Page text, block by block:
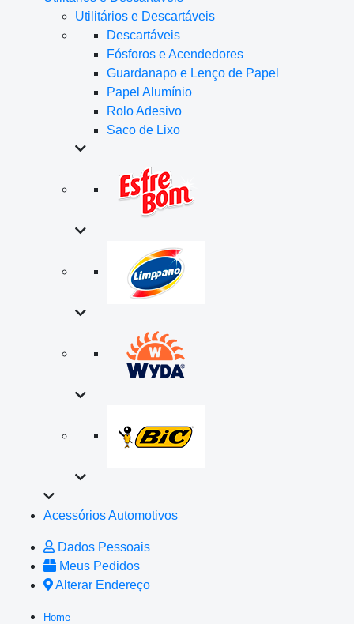
Utilitários e Descartáveis
Descartáveis
Fósforos e Acendedores
Guardanapo e Lenço de Papel
Papel Alumínio
Rolo Adesivo
Saco de Lixo
Acessórios Automotivos
Dados Pessoais
Meus Pedidos
Alterar Endereço
Home